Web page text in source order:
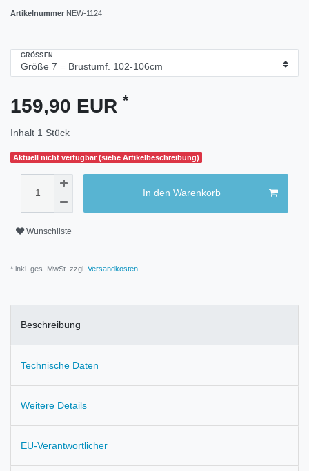
Artikelnummer NEW-1124
GRÖSSEN
159,90 EUR *
Inhalt 1 Stück
Aktuell nicht verfügbar (siehe Artikelbeschreibung)
In den Warenkorb
Wunschliste
* inkl. ges. MwSt. zzgl. Versandkosten
Beschreibung
Technische Daten
Weitere Details
EU-Verantwortlicher